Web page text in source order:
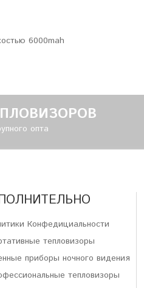
6000mah
опта
Конфедициальности
тепловизоры
приборы ночного видения
тепловизоры